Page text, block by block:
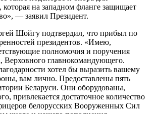
которая на западном фланге защищает
— заявил Президент.
Шойгу подтвердил, что прибыл по
президентов. «Имею,
полномочия и поручения
Верховного главнокомандующего.
хотел бы выразить вашему
вам лично. Предоставлены пять
Беларуси. Они оборудованы,
привлекается достаточное количество
белорусских Вооруженных Сил